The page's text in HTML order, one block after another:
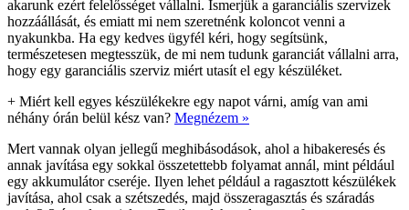
akarunk ezért felelősséget vállalni. Ismerjük a garanciális szervizek
hozzáállását, és emiatt mi nem szeretnénk koloncot venni a
nyakunkba. Ha egy kedves ügyfél kéri, hogy segítsünk,
természetesen megtesszük, de mi nem tudunk garanciát vállalni arra,
hogy egy garanciális szerviz miért utasít el egy készüléket.
+ Miért kell egyes készülékekre egy napot várni, amíg van ami
néhány órán belül kész van? Megnézem »
Mert vannak olyan jellegű meghibásodások, ahol a hibakeresés és
annak javítása egy sokkal összetettebb folyamat annál, mint például
egy akkumulátor cseréje. Ilyen lehet például a ragasztott készülékek
javítása, ahol csak a szétszedés, majd összeragasztás és száradás